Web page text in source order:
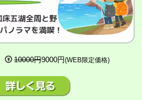
10000円9000円(WEB限定価格)